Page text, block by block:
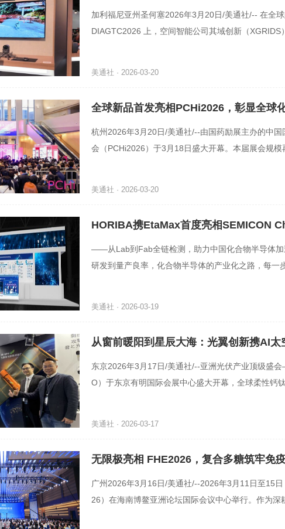
加利福尼亚州圣何塞2026年3月20日/美通社/-- 在全
DIAGTC2026 上，空间智能公司其域创新（
美通社 · 2026-03-20
全球新品首发亮相PCHi2026，彰显全球
杭州2026年3月20日/美通社/--由国药励展主办的中
会（PCHi2026）于3月18日盛大开幕。本届展会规
美通社 · 2026-03-20
HORIBA携EtaMax首度亮相SEMICON
——从Lab到Fab全链检测，助力中国化合物半导体
研发到量产良率，化合物半导体的产业化之路，每
美通社 · 2026-03-19
从窗前暖阳到星辰大海：光翼创新携AI
东京2026年3月17日/美通社/--亚洲光伏产业顶级盛
O）于东京有明国际会展中心盛大开幕，全球柔性钙
美通社 · 2026-03-17
无限极亮相 FHE2026，复合多糖筑牢免
广州2026年3月16日/美通社/--2026年3月11日至15
26）在海南博鳌亚洲论坛国际会议中心举行。作为